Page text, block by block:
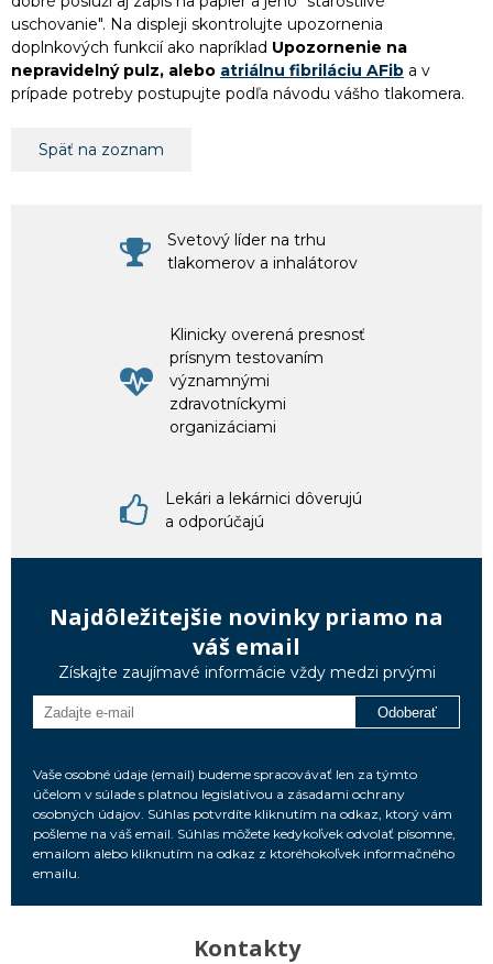
uschovanie". Na displeji skontrolujte upozornenia
doplnkových funkcií ako napríklad Upozornenie na
nepravidelný pulz, alebo atriálnu fibriláciu AFib a v
prípade potreby postupujte podľa návodu vášho tlakomera.
Späť na zoznam
Svetový líder na trhu
tlakomerov a inhalátorov
Klinicky overená presnosť
prísnym testovaním
významnými
zdravotníckymi
organizáciami
Lekári a lekárnici dôverujú
a odporúčajú
Najdôležitejšie novinky priamo na
váš email
Získajte zaujímavé informácie vždy medzi prvými
Odoberať
Vaše osobné údaje (email) budeme spracovávať len za týmto
účelom v súlade s platnou legislatívou a zásadami ochrany
osobných údajov. Súhlas potvrdíte kliknutím na odkaz, ktorý vám
pošleme na váš email. Súhlas môžete kedykoľvek odvolať písomne,
emailom alebo kliknutím na odkaz z ktoréhokoľvek informačného
emailu.
Kontakty